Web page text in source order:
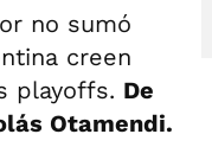
no sumó
creen
playoffs. De
Otamendi.